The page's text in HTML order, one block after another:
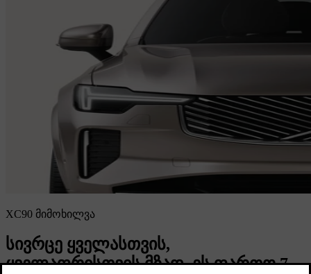
XC90 მიმოხილვა
სივრცე ყველასთვის,
ყველაფრისთვის მზად. ეს ფართო 7